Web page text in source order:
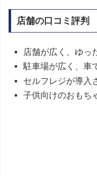
店舗の口コミ評判
店舗が広く、ゆっ
駐車場が広く、車
セルフレジが導入
子供向けのおもち